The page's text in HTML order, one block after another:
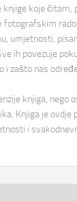
knjige koje čitam,
umjetnosti,
ih povezuje
i zašto nas
knjiga, nego
Knjiga je ovdje
i